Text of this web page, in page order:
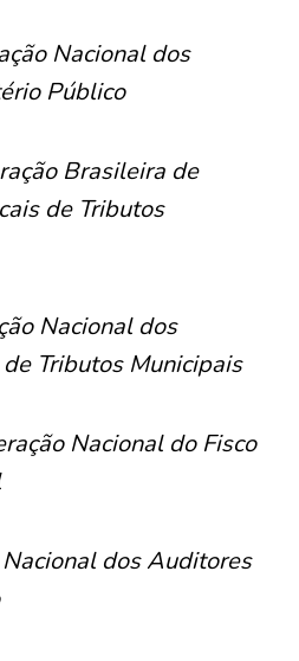
Nacional dos
Público
Brasileira de
de Tributos
Nacional dos
Tributos Municipais
Nacional do Fisco
dos Auditores